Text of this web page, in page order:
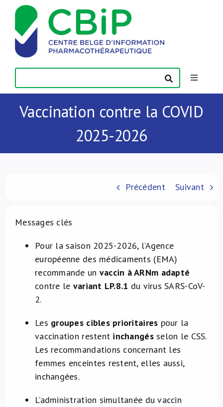
Passer
contenu
Toggle
Actualités
Vaccination contre la COVID
2025-2026
Précédent Suivant
Messages clés
Pour la saison 2025-2026, l’Agence
européenne des médicaments (EMA)
recommande un vaccin à ARNm adapté
contre le variant LP.8.1 du virus SARS-CoV-
2.
Les groupes cibles prioritaires pour la
vaccination restent inchangésselon le CSS.
Les recommandations concernant les
femmes enceintes restent, elles aussi,
inchangées.
L’administration simultanée du vaccin